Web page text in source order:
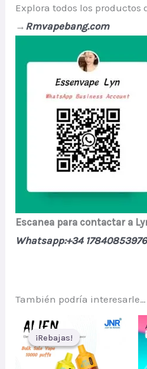
Explora todos los productos
→ Rmvapebang.com
Escanea para contactar a
Whatsapp:+34 17840853976
También podría interesarle…
¡Rebajas!
¡Rebajas!